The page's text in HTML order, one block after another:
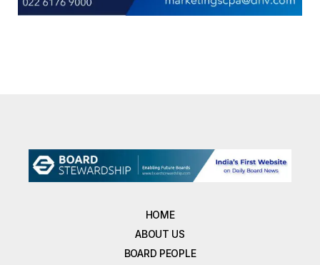
HOME
ABOUT US
BOARD PEOPLE